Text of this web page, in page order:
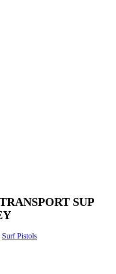
SUP
Surf Pistols